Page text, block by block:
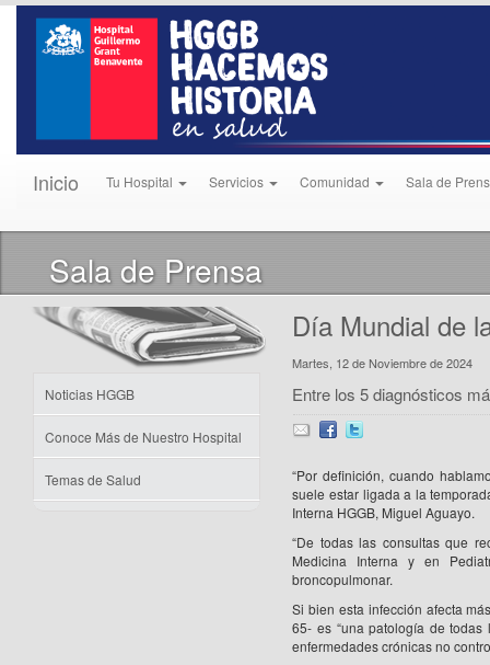
Inicio Tu Hospital Servicios Comunidad Sala de
Sala de Prensa
Noticias HGGB
Conoce Más de Nuestro Hospital
Temas de Salud
Día Mundial de
Martes, 12 de Noviembre de 2024
Entre los 5 diagnósticos
“Por definición, cuando
suele estar ligada a la
Interna HGGB, Miguel Aguayo.
“De todas las consultas que
Medicina Interna y en
broncopulmonar.
Si bien esta infección afecta
65- es “una patología de
enfermedades crónicas no